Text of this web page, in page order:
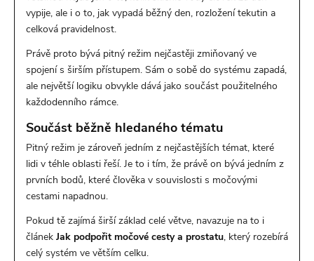
vypije, ale i o to, jak vypadá běžný den, rozložení tekutin a
celková pravidelnost.
Právě proto bývá pitný režim nejčastěji zmiňovaný ve
spojení s širším přístupem. Sám o sobě do systému zapadá,
ale největší logiku obvykle dává jako součást použitelného
každodenního rámce.
Součást běžně hledaného tématu
Pitný režim je zároveň jedním z nejčastějších témat, které
lidi v téhle oblasti řeší. Je to i tím, že právě on bývá jedním z
prvních bodů, které člověka v souvislosti s močovými
cestami napadnou.
Pokud tě zajímá širší základ celé větve, navazuje na to i
článek Jak podpořit močové cesty a prostatu, který rozebírá
celý systém ve větším celku.